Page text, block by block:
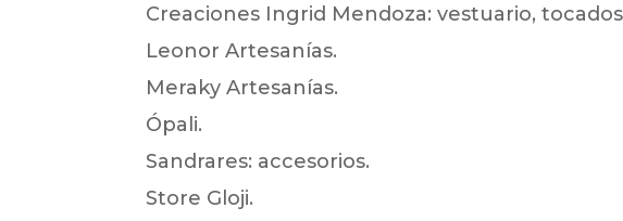
Creaciones Ingrid Mendoza: vestuario,
Leonor Artesanías.
Meraky Artesanías.
Ópali.
Sandrares: accesorios.
Store Gloji.